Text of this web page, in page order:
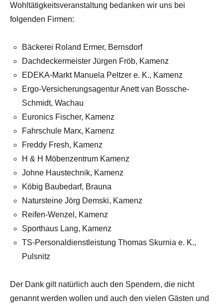
Wohltätigkeitsveranstaltung bedanken wir uns bei
folgenden Firmen:
Bäckerei Roland Ermer, Bernsdorf
Dachdeckermeister Jürgen Fröb, Kamenz
EDEKA-Markt Manuela Peltzer e. K., Kamenz
Ergo-Versicherungsagentur Anett van Bossche-
Schmidt, Wachau
Euronics Fischer, Kamenz
Fahrschule Marx, Kamenz
Freddy Fresh, Kamenz
H & H Möbenzentrum Kamenz
Johne Haustechnik, Kamenz
Köbig Baubedarf, Brauna
Natursteine Jörg Demski, Kamenz
Reifen-Wenzel, Kamenz
Sporthaus Lang, Kamenz
TS-Personaldienstleistung Thomas Skurnia e. K.,
Pulsnitz
Der Dank gilt natürlich auch den Spendern, die nicht
genannt werden wollen und auch den vielen Gästen und